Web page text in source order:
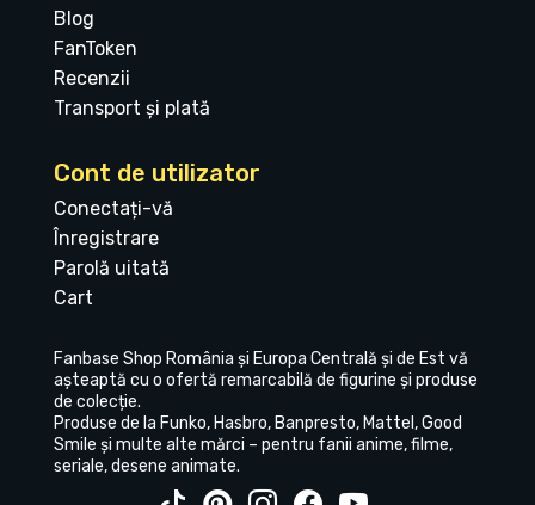
Blog
FanToken
Recenzii
Transport și plată
Cont de utilizator
Conectați-vă
Înregistrare
Parolă uitată
Cart
Fanbase Shop România și Europa Centrală și de Est vă
așteaptă cu o ofertă remarcabilă de figurine și produse
de colecție.
Produse de la Funko, Hasbro, Banpresto, Mattel, Good
Smile și multe alte mărci – pentru fanii anime, filme,
seriale, desene animate.